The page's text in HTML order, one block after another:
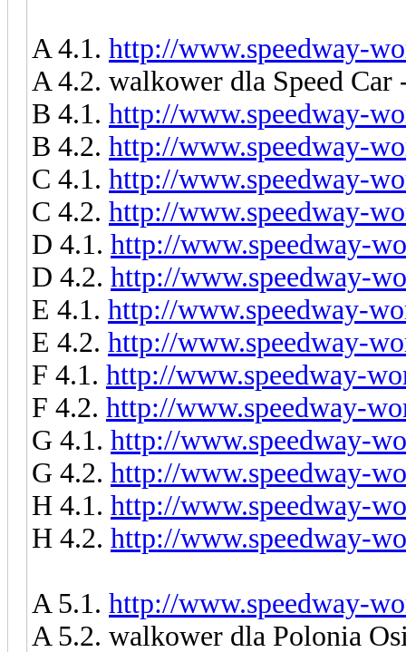
A 4.1. http://www.speedway-
A 4.2. walkower dla Speed
B 4.1. http://www.speedway-
B 4.2. http://www.speedway-
C 4.1. http://www.speedway-
C 4.2. http://www.speedway-
D 4.1. http://www.speedway-
D 4.2. http://www.speedway-
E 4.1. http://www.speedway-
E 4.2. http://www.speedway-
F 4.1. http://www.speedway-
F 4.2. http://www.speedway-
G 4.1. http://www.speedway-
G 4.2. http://www.speedway-
H 4.1. http://www.speedway-
H 4.2. http://www.speedway-
A 5.1. http://www.speedway-
A 5.2. walkower dla Polonia